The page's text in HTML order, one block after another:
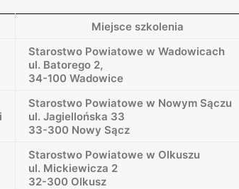
Miejsce szkolenia
Starostwo Powiatowe w Wadowicach
ul. Batorego 2,
34-100 Wadowice
Starostwo Powiatowe w Nowym Sączu
ul. Jagiellońska 33
33-300 Nowy Sącz
Starostwo Powiatowe w Olkuszu
ul. Mickiewicza 2
32-300 Olkusz